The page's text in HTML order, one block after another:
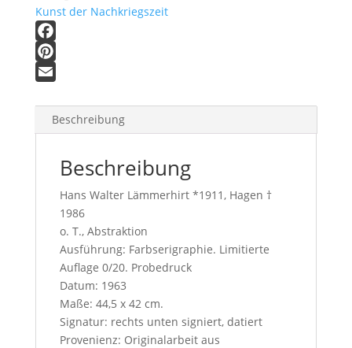
Kunst der Nachkriegszeit
F
a
b
P
t
a
Beschreibung
Beschreibung
Hans Walter Lämmerhirt *1911, Hagen †
1986
o. T., Abstraktion
Ausführung: Farbserigraphie. Limitierte
Auflage 0/20. Probedruck
Datum: 1963
Maße: 44,5 x 42 cm.
Signatur: rechts unten signiert, datiert
Provenienz: Originalarbeit aus